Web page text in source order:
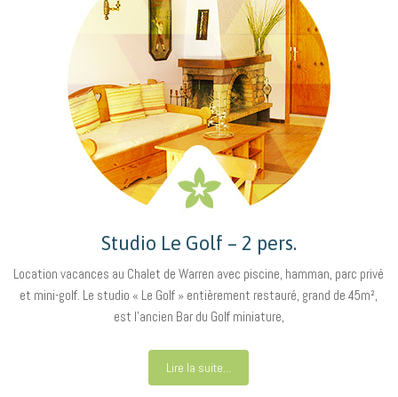
Studio Le Golf – 2 pers.
Location vacances au Chalet de Warren avec piscine, hamman, parc privé
et mini-golf. Le studio « Le Golf » entièrement restauré, grand de 45m²,
est l’ancien Bar du Golf miniature,
Lire la suite...